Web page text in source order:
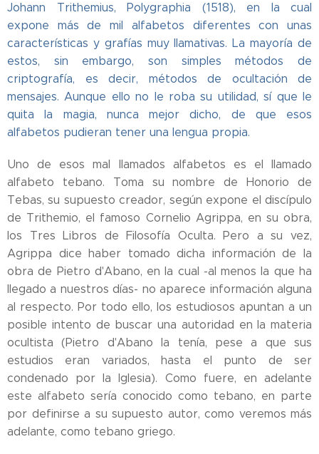
Johann Trithemius, Polygraphia (1518), en la cual
expone más de mil alfabetos diferentes con unas
características y grafías muy llamativas. La mayoría de
estos, sin embargo, son simples métodos de
criptografía, es decir, métodos de ocultación de
mensajes. Aunque ello no le roba su utilidad, sí que le
quita la magia, nunca mejor dicho, de que esos
alfabetos pudieran tener una lengua propia.
Uno de esos mal llamados alfabetos es el llamado
alfabeto tebano. Toma su nombre de Honorio de
Tebas, su supuesto creador, según expone el discípulo
de Trithemio, el famoso Cornelio Agrippa, en su obra,
los Tres Libros de Filosofía Oculta. Pero a su vez,
Agrippa dice haber tomado dicha información de la
obra de Pietro d'Abano, en la cual -al menos la que ha
llegado a nuestros días- no aparece información alguna
al respecto. Por todo ello, los estudiosos apuntan a un
posible intento de buscar una autoridad en la materia
ocultista (Pietro d'Abano la tenía, pese a que sus
estudios eran variados, hasta el punto de ser
condenado por la Iglesia). Como fuere, en adelante
este alfabeto sería conocido como tebano, en parte
por definirse a su supuesto autor, como veremos más
adelante, como tebano griego.